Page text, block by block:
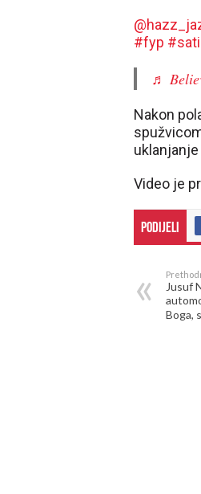
#fyp
♬
Nakon
Video je
Podijeli
Jusuf
Boga,